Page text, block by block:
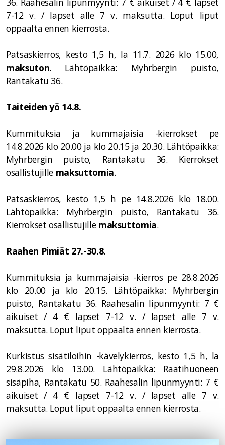
7-12 v. / lapset alle 7 v. maksutta. Loput liput
oppaalta ennen kierrosta.
Patsaskierros, kesto 1,5 h, la 11.7. 2026 klo 15.00,
maksuton. Lähtöpaikka: Myhrbergin puisto,
Rantakatu 36.
Taiteiden yö 14.8.
Kummituksia ja kummajaisia -kierrokset pe
14.8.2026 klo 20.00 ja klo 20.15 ja 20.30. Lähtöpaikka:
Myhrbergin puisto, Rantakatu 36. Kierrokset
osallistujille maksuttomia.
Patsaskierros, kesto 1,5 h pe 14.8.2026 klo 18.00.
Lähtöpaikka: Myhrbergin puisto, Rantakatu 36.
Kierrokset osallistujille maksuttomia.
Raahen Pimiät 27.-30.8.
Kummituksia ja kummajaisia -kierros pe 28.8.2026
klo 20.00 ja klo 20.15. Lähtöpaikka: Myhrbergin
puisto, Rantakatu 36. Raahesalin lipunmyynti: 7 €
aikuiset / 4 € lapset 7-12 v. / lapset alle 7 v.
maksutta. Loput liput oppaalta ennen kierrosta.
Kurkistus sisätiloihin -kävelykierros, kesto 1,5 h, la
29.8.2026 klo 13.00. Lähtöpaikka: Raatihuoneen
sisäpiha, Rantakatu 50. Raahesalin lipunmyynti: 7 €
aikuiset / 4 € lapset 7-12 v. / lapset alle 7 v.
maksutta. Loput liput oppaalta ennen kierrosta.